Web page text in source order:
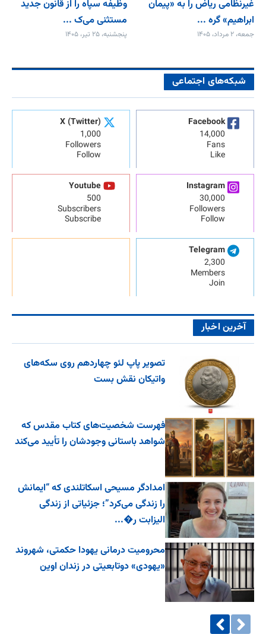
غیرنظامی ریاض را به «پیمان‌
ابراهیم» گره ...
جمعه، ۲ مرداد، ۱۴۰۵
وظیفه سپاه را از قانون جدید
مستثنی می‌ک ...
پنجشنبه، ۲۵ تیر، ۱۴۰۵
شبکه‌های اجتماعی
Facebook
14,000
Fans
Like
X (Twitter)
1,000
Followers
Follow
Instagram
30,000
Followers
Follow
Youtube
500
Subscribers
Subscribe
Telegram
2,300
Members
Join
آخرین اخبار
تصویر پاپ لئو چهاردهم روی سکه‌های
واتیکان نقش بست
فهرست شخصیت‌های کتاب مقدس که
شواهد باستانی وجودشان را تأیید می‌کند
امدادگر مسیحی اسکاتلندی که “ایمانش
را زندگی می‌کرد”؛ جزئیاتی از زندگی
الیزابت ر�...
محرومیت درمانی یهودا حکمتی، شهروند
«یهودی» دوتابعیتی در زندان اوین